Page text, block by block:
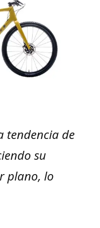
tendencia de
su
plano, lo